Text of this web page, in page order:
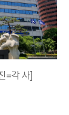
=각 사]